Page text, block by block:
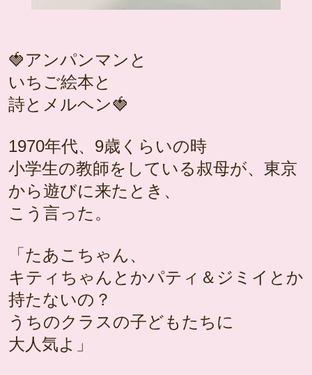
🍓アンパンマンと
いちご絵本と
詩とメルヘン🍓
1970年代、9歳くらいの時
小学生の教師をしている叔母が、東京
から遊びに来たとき、
こう言った。
「たあこちゃん、
キティちゃんとかパティ＆ジミイとか
持たないの？
うちのクラスの子どもたちに
大人気よ」